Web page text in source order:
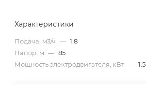
Характеристики
Подача, м3/ч — 1.8
Напор, м — 85
Мощность электродвигателя, кВт — 1.5